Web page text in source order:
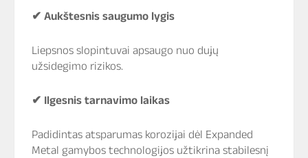
✔ Aukštesnis saugumo lygis
Liepsnos slopintuvai apsaugo nuo dujų
užsidegimo rizikos.
✔ Ilgesnis tarnavimo laikas
Padidintas atsparumas korozijai dėl Expanded
Metal gamybos technologijos užtikrina stabilesnį